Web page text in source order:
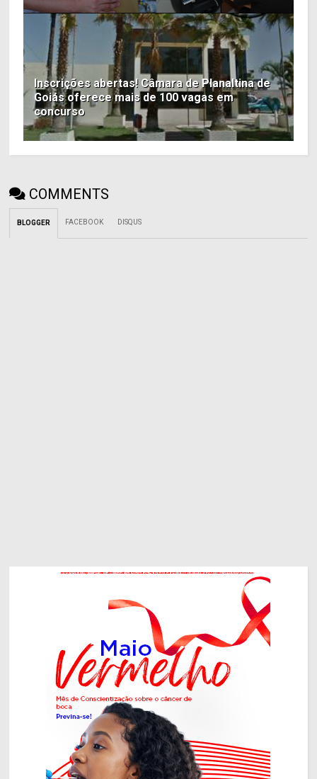
Inscrições abertas! Câmara de Planaltina de
Goiás oferece mais de 100 vagas em
concurso
COMMENTS
BLOGGER FACEBOOK DISQUS